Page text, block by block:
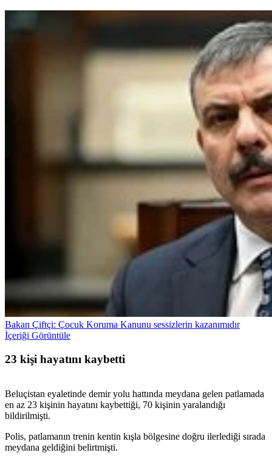
Bakan Çiftçi: Çocuk Koruma Kanunu sessizlerin kazanımıdır
İçeriği Görüntüle
23 kişi hayatını kaybetti
Beluçistan eyaletinde demir yolu hattında meydana gelen patlamada
en az 23 kişinin hayatını kaybettiği, 70 kişinin yaralandığı
bildirilmişti.
Polis, patlamanın trenin kentin kışla bölgesine doğru ilerlediği sırada
meydana geldiğini belirtmişti.